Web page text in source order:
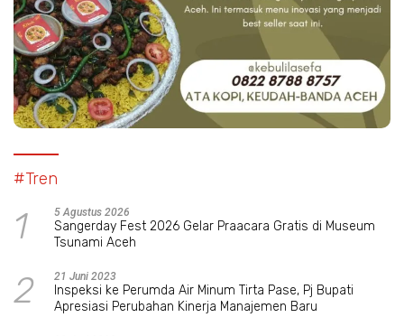
#Tren
1 5 Agustus 2026
Sangerday Fest 2026 Gelar Praacara Gratis di Museum
Tsunami Aceh
2 21 Juni 2023
Inspeksi ke Perumda Air Minum Tirta Pase, Pj Bupati
Apresiasi Perubahan Kinerja Manajemen Baru